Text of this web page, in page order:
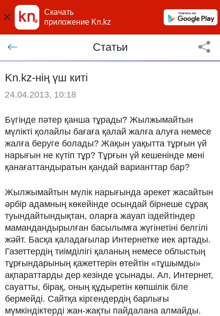
Скачать
приложение Kn.kz
Статьи
Kn.kz-нің үш киті
24.04.2013, 10:18
Бүгінде пәтер қанша тұрады? Жылжымайтын
мүлікті қолайлы бағаға қалай жалға алуға немесе
жалға беруге болады? Жақын уақытта тұрғын үй
нарығын не күтіп тұр? Тұрғын үй кешенінде мені
қанағаттандыратын қандай варианттар бар?
Жылжымайтын мүлік нарығында әрекет жасайтын
әрбір адамның көкейінде осындай бірнеше сұрақ
туындайтындықтан, оларға жауап іздейтіндер
мамандандырылған басылымға жүгінетіні белгілі
жәйт. Басқа қаладағылар Интернетке иек артады.
Газеттердің тиімділігі қаланың немесе облыстың
тұрғындарының қажеттерін өтейтін «тұшымды»
ақпараттарды дер кезінде ұсынады. Ал, Интернет,
сауатты, бірақ, оның құдыретін көпшілік біле
бермейді. Сайтқа кіргендердің барлығы
мүмкіндіктерді жан-жақты пайдалана алмайды.